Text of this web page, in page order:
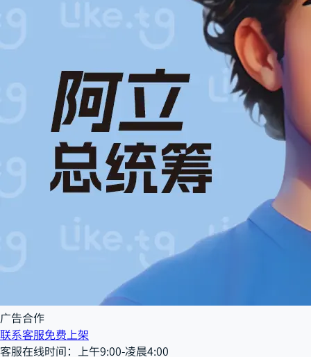
广告合作
联系客服免费上架
客服在线时间： 上午9:00-凌晨4:00